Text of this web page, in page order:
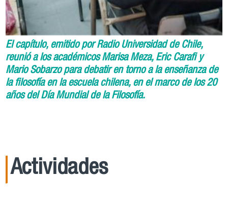
El capítulo, emitido por Radio Universidad de Chile,
reunió a los académicos Marisa Meza, Eric Carafi y
Mario Sobarzo para debatir en torno a la enseñanza de
la filosofía en la escuela chilena, en el marco de los 20
años del Día Mundial de la Filosofía.
Actividades